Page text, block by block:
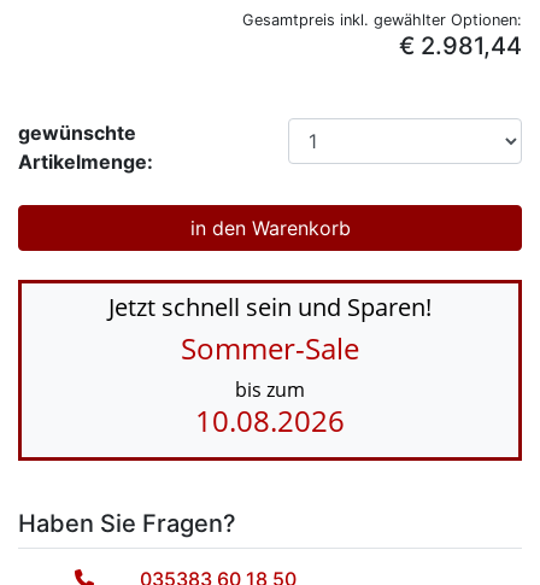
Gesamtpreis inkl. gewählter Optionen:
€ 2.981,44
gewünschte
Artikelmenge:
Jetzt schnell sein und Sparen!
Sommer-Sale
bis zum
10.08.2026
Haben Sie Fragen?
035383 60 18 50